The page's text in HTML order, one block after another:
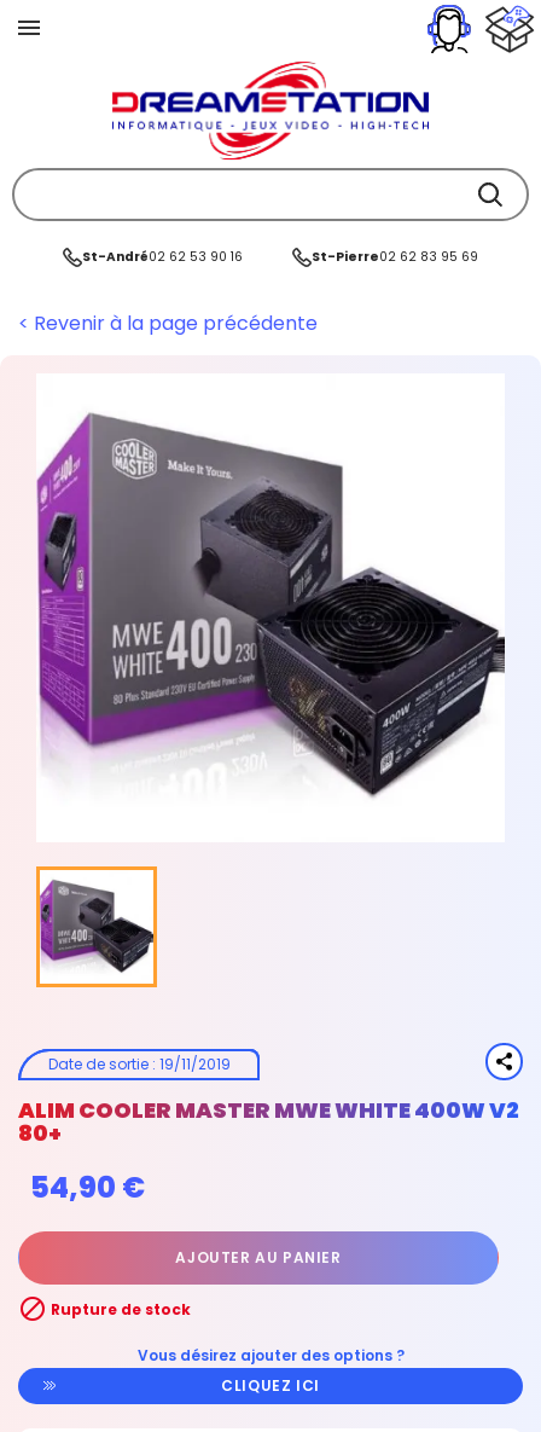
St-André02 62 53 90 16 St-Pierre02 62 83 95 69
< Revenir à la page précédente
Date de sortie: 19/11/2019
ALIM COOLER MASTER MWE WHITE 400W V2
80+
54,90 €
AJOUTER AU PANIER
 Rupture de stock
Vous désirez ajouter des options ?
CLIQUEZ ICI